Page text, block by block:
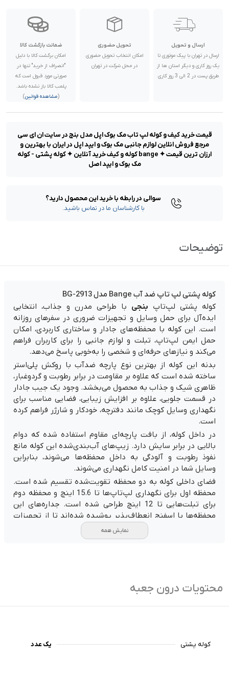
ارسال و تحویل
ارسال در تهران با پیک موتوری تا
یک روز کاری و دیگر استان ها از
طریق پست در 2 الی 3 روز کاری
تحویل حضوری
امکان انتخاب تحویل حضوری
در محل شرکت در تهران
ضمانت بازگشت کالا
امکان برگشت کالا با دلیل
"انصراف از خرید" تنها در
صورتی مورد قبول است که
پلمب کالا باز نشده باشد.
(مشاهده قوانین)
قیمت خرید کیف و کوله لپ تاب مک بوک اپل مدل بنج در سایت ان ای سی
مرجع فروش انلاین لوازم جانبی مک بوک و ایپد اپل در ایران با بهترین و
ارزان ترین قیمت ✦ bange کوله و کیف خرید آنلاین ✦ کوله پشتی - کوله
مک بوک و ایپد اصل
سوالی در رابطه با خرید این محصول دارید؟
با کارشناسان ما در تماس باشید.
توضیحات
کوله پشتی لپ تاپ ضد آب Bange مدل BG-2913
کوله پشتی لپ‌تاپ بنجی با طراحی مدرن و جذاب، انتخابی
ایده‌آل برای حمل وسایل و تجهیزات ضروری در سفرهای روزانه
است. این کوله با محفظه‌های جادار و ساختاری کاربردی، امکان
حمل ایمن لپ‌تاپ، تبلت و لوازم جانبی را برای کاربران فراهم
می‌کند و نیازهای حرفه‌ای و شخصی را به‌خوبی پاسخ می‌دهد.
بدنه این کوله از بهترین نوع پارچه ضدآب با روکش پلی‌استر
ساخته شده است که علاوه بر مقاومت در برابر رطوبت و گردوغبار،
ظاهری شیک و جذاب به محصول می‌بخشد. وجود یک جیب جادار
در قسمت جلویی، علاوه بر افزایش زیبایی، فضایی مناسب برای
نگهداری وسایل کوچک مانند دفترچه، خودکار و شارژر فراهم کرده
است.
در داخل کوله، از بافت پارچه‌ای مقاوم استفاده شده که دوام
بالایی در برابر سایش دارد. زیپ‌های آب‌بندی‌شده این کوله مانع
نفوذ رطوبت و آلودگی به داخل محفظه‌ها می‌شوند، بنابراین
وسایل شما در امنیت کامل نگهداری می‌شوند.
فضای داخلی کوله به دو محفظه تقویت‌شده تقسیم شده است.
محفظه اول برای نگهداری لپ‌تاپ‌ها تا 15.6 اینچ و محفظه دوم
برای تبلت‌هایی تا 12 اینچ طراحی شده است. جداره‌های این
محفظه‌ها با اسفنج انعطاف‌پذیر پوشیده شده‌اند تا از تجهیزات
یکی از ویژگی‌های کاربردی این کوله، جیب‌های مخفی تعبیه‌شده در
منحصربه‌فرد، همراهی مطمئن برای فعالیت‌های روزمره و سفرهای
نمایش همه
محتویات درون جعبه
کوله پشتی یک عدد